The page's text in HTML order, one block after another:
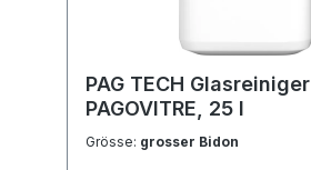
PAG TECH Glasreiniger
PAGOVITRE, 25 l
Grösse: grosser Bidon